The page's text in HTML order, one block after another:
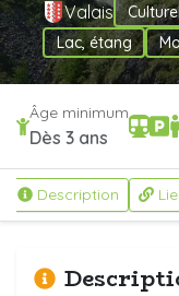
Valais
Lac, étang
Âge minimum
Dès 3 ans
Description